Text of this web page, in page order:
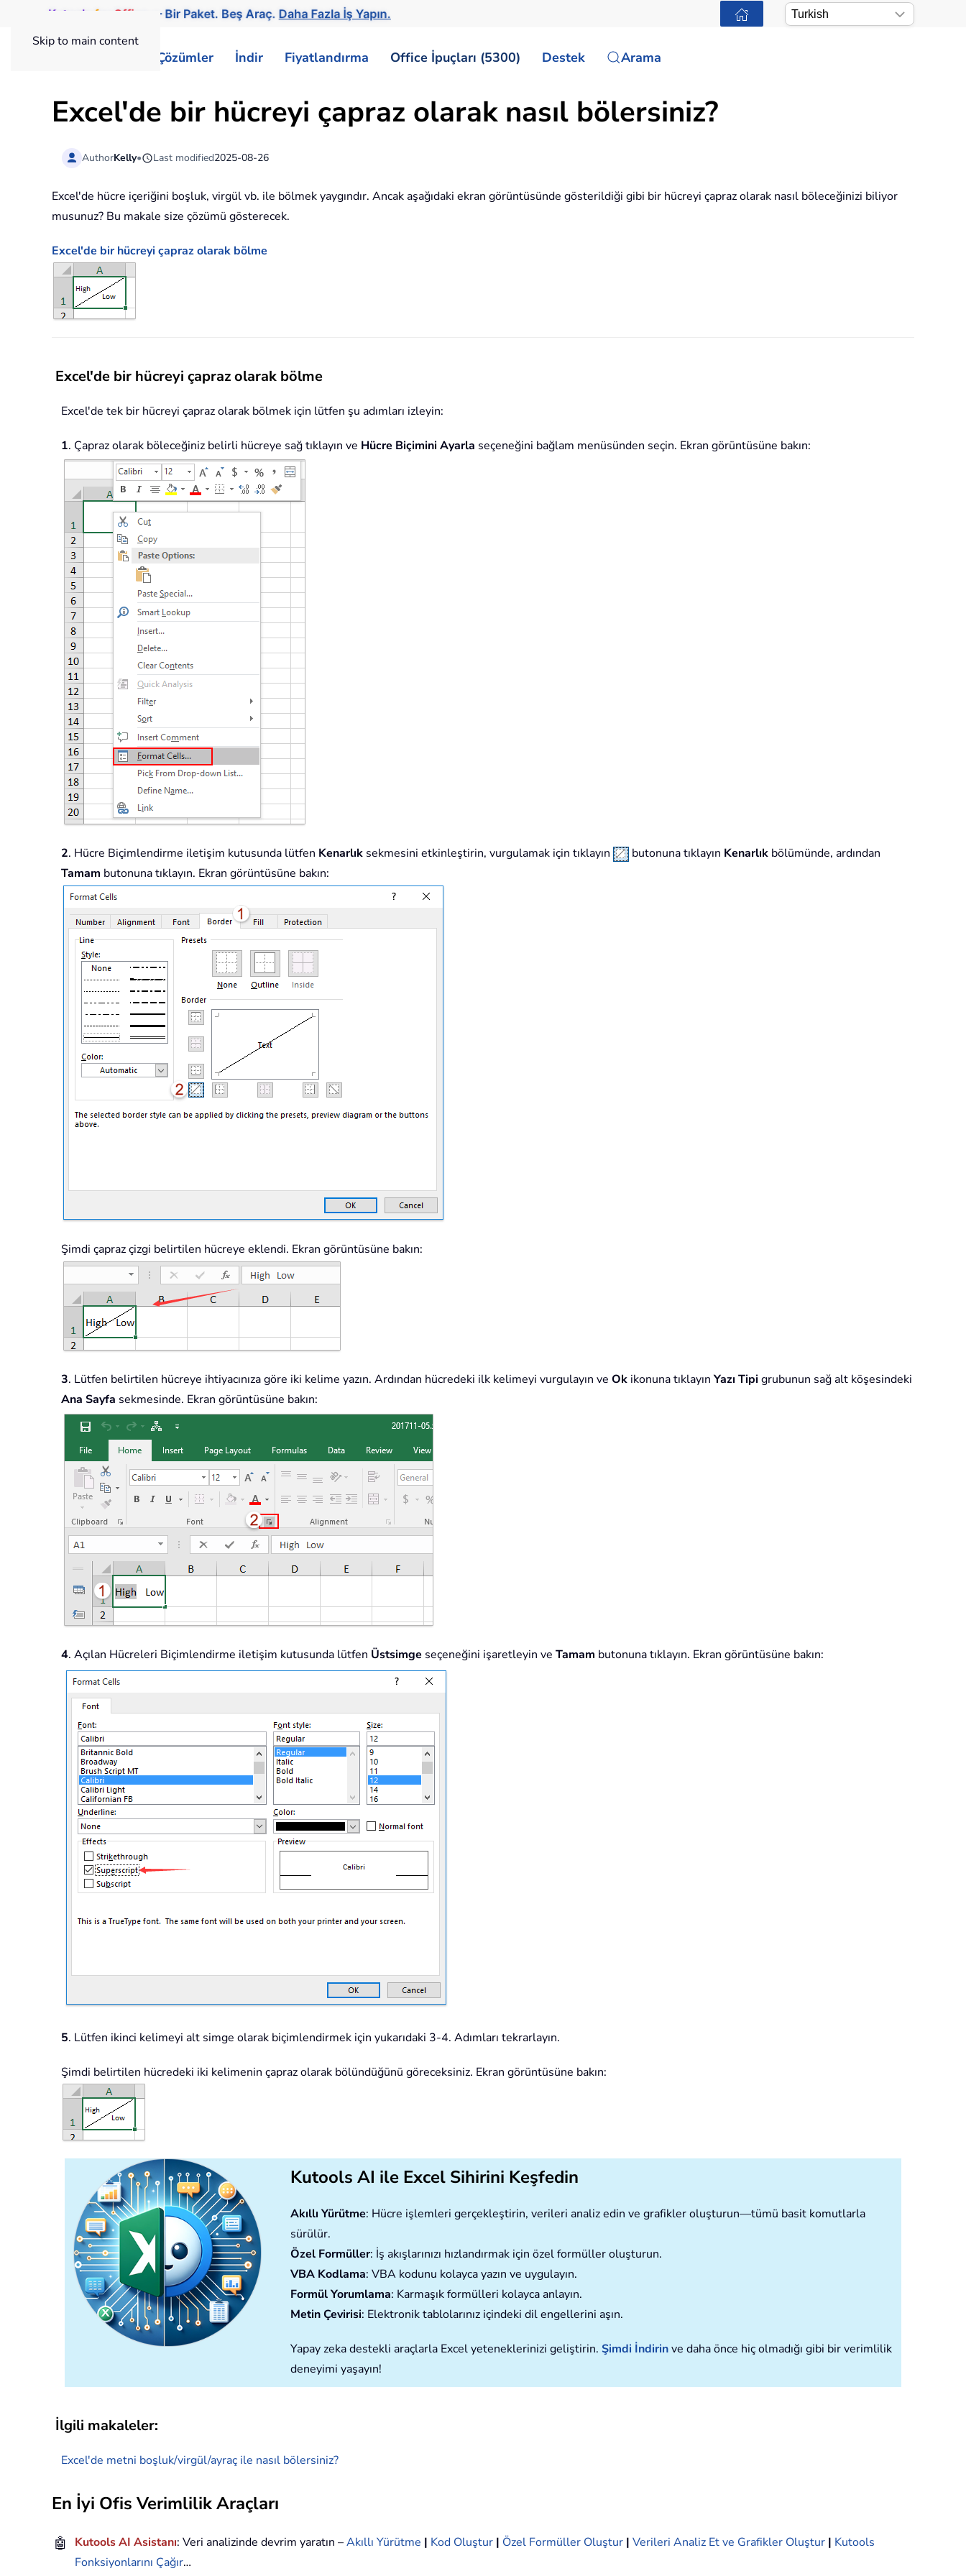
Skip to main content
Kutools for Office — Bir Paket. Beş Araç. Daha Fazla İş Yapın.
Çözümler İndir Fiyatlandırma Office İpuçları (5300) Destek Arama
Excel'de bir hücreyi çapraz olarak nasıl bölersiniz?
AuthorKelly• Last modified2025-08-26
Excel'de hücre içeriğini boşluk, virgül vb. ile bölmek yaygındır. Ancak aşağıdaki ekran görüntüsünde gösterildiği gibi bir hücreyi çapraz olarak nasıl böleceğinizi biliyor
musunuz? Bu makale size çözümü gösterecek.
Excel'de bir hücreyi çapraz olarak bölme
Excel'de bir hücreyi çapraz olarak bölme
Excel'de tek bir hücreyi çapraz olarak bölmek için lütfen şu adımları izleyin:
1. Çapraz olarak böleceğiniz belirli hücreye sağ tıklayın ve Hücre Biçimini Ayarla seçeneğini bağlam menüsünden seçin. Ekran görüntüsüne bakın:
2. Hücre Biçimlendirme iletişim kutusunda lütfen Kenarlık sekmesini etkinleştirin, vurgulamak için tıklayın butonuna tıklayın Kenarlık bölümünde, ardından
Tamam butonuna tıklayın. Ekran görüntüsüne bakın:
Şimdi çapraz çizgi belirtilen hücreye eklendi. Ekran görüntüsüne bakın:
3. Lütfen belirtilen hücreye ihtiyacınıza göre iki kelime yazın. Ardından hücredeki ilk kelimeyi vurgulayın ve Ok ikonuna tıklayın Yazı Tipi grubunun sağ alt köşesindeki
Ana Sayfa sekmesinde. Ekran görüntüsüne bakın:
4. Açılan Hücreleri Biçimlendirme iletişim kutusunda lütfen Üstsimge seçeneğini işaretleyin ve Tamam butonuna tıklayın. Ekran görüntüsüne bakın:
5. Lütfen ikinci kelimeyi alt simge olarak biçimlendirmek için yukarıdaki 3-4. Adımları tekrarlayın.
Şimdi belirtilen hücredeki iki kelimenin çapraz olarak bölündüğünü göreceksiniz. Ekran görüntüsüne bakın:
Kutools AI ile Excel Sihirini Keşfedin
Akıllı Yürütme: Hücre işlemleri gerçekleştirin, verileri analiz edin ve grafikler oluşturun—tümü basit komutlarla
sürülür.
Özel Formüller: İş akışlarınızı hızlandırmak için özel formüller oluşturun.
VBA Kodlama: VBA kodunu kolayca yazın ve uygulayın.
Formül Yorumlama: Karmaşık formülleri kolayca anlayın.
Metin Çevirisi: Elektronik tablolarınız içindeki dil engellerini aşın.
Yapay zeka destekli araçlarla Excel yeteneklerinizi geliştirin. Şimdi İndirinve daha önce hiç olmadığı gibi bir verimlilik
deneyimi yaşayın!
İlgili makaleler:
Excel'de metni boşluk/virgül/ayraç ile nasıl bölersiniz?
En İyi Ofis Verimlilik Araçları
🤖 Kutools AI Asistanı: Veri analizinde devrim yaratın –Akıllı Yürütme | Kod Oluştur | Özel Formüller Oluştur | Verileri Analiz Et ve Grafikler Oluştur | Kutools
Fonksiyonlarını Çağır…